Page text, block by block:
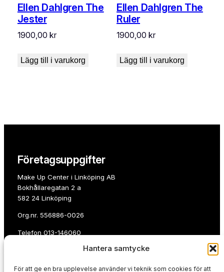
Hantera samtycke
För att ge en bra upplevelse använder vi teknik som cookies för att
Ellen Dahlgren The
Jester
1900,00 kr
Lägg till i varukorg
Ellen Dahlgren The
Ruler
1900,00kr
Lägg till i varukorg
Företagsuppgifter
Make Up Center i Linköping AB
Bokhållaregatan 2 a
582 24 Linköping
Org.nr. 556886-0026
Telefon 013-146060
info@makeupcenterlinkoping.se